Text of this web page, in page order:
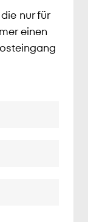
nur für
einen